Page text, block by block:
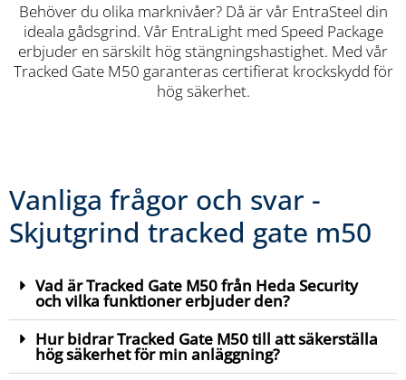
Behöver du olika marknivåer? Då är vår EntraSteel din
ideala gådsgrind. Vår EntraLight med Speed Package
erbjuder en särskilt hög stängningshastighet. Med vår
Tracked Gate M50 garanteras certifierat krockskydd för
hög säkerhet.
Vanliga frågor och svar -
Skjutgrind tracked gate m50
Vad är Tracked Gate M50 från Heda Security
och vilka funktioner erbjuder den?
Hur bidrar Tracked Gate M50 till att säkerställa
hög säkerhet för min anläggning?